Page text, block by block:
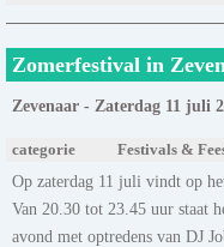
Zomerfestival in
Zevenaar - Zaterdag 11 juli
categorie Festivals &
Op zaterdag 11 juli vindt op
Van 20.30 tot 23.45 uur staat
avond met optredens van DJ